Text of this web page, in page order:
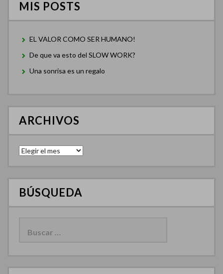
MIS POSTS
EL VALOR COMO SER HUMANO!
De que va esto del SLOW WORK?
Una sonrisa es un regalo
ARCHIVOS
Archivos
BÚSQUEDA